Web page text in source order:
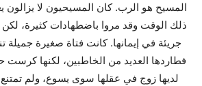
المسيح هو الرب. كان المسيحيون لا يزالون
ذلك الوقت وقد مروا باضطهادات كثيرة،
جريئة في إيمانها. كانت فتاة صغيرة جميلة
فطاردها العديد من الخاطبين، لكنها كرست
لديها زوج في عقلها سوى يسوع، ولم